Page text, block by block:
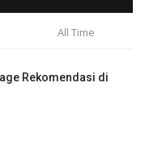
All Time
Rekomendasi di